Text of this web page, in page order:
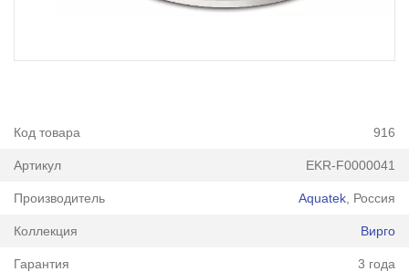
Код товара 916
Артикул EKR-F0000041
Производитель Aquatek , Россия
Коллекция Вирго
Гарантия 3 года